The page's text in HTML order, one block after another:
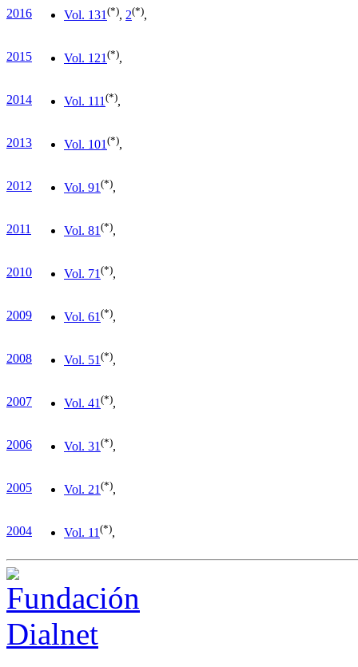
2016 Vol. 131 (*), 2(*),
2015 Vol. 121 (*),
2014 Vol. 111 (*),
2013 Vol. 101 (*),
2012 Vol. 91 (*),
2011 Vol. 81 (*),
2010 Vol. 71 (*),
2009 Vol. 61 (*),
2008 Vol. 51 (*),
2007 Vol. 41 (*),
2006 Vol. 31 (*),
2005 Vol. 21 (*),
2004 Vol. 11 (*),